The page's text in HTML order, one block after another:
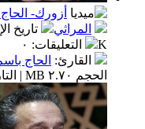
أزورك-
المراثي
تاريخ
K
التعليقات: ٠
القارئ: الحاج
الحجم ٢.٧٠ MB | التاريخ ٢٠١٦ الشاعر: ميرزا عادل اشكناني